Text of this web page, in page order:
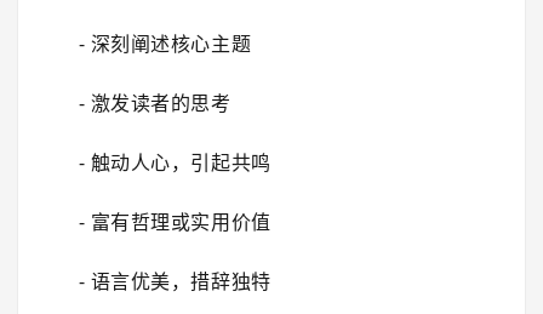
- 深刻阐述核心主题
- 激发读者的思考
- 触动人心，引起共鸣
- 富有哲理或实用价值
- 语言优美，措辞独特